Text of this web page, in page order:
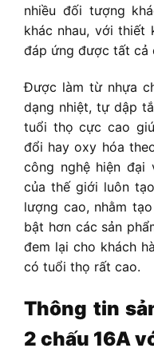
nhiều đối tượng
khác nhau, với thiết
đáp ứng được tất cả
Được làm từ nhựa
dạng nhiệt, tự dập
tuổi thọ cực cao
đổi hay oxy hóa
công nghệ hiện đại
của thế giới luôn
lượng cao, nhằm
bật hơn các sản
đem lại cho khách
có tuổi thọ rất cao.
Thông tin
2 chấu 16A